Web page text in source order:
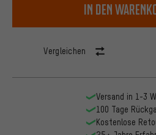
In den
Vergleichen
Versand in 1-3
100 Tage
Kostenlose